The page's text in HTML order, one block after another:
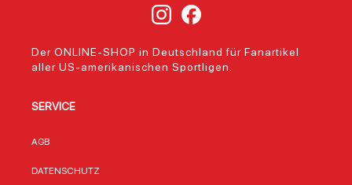
Der ONLINE-SHOP in Deutschland für Fanartikel
aller US-amerikanischen Sportligen.
SERVICE
AGB
DATENSCHUTZ